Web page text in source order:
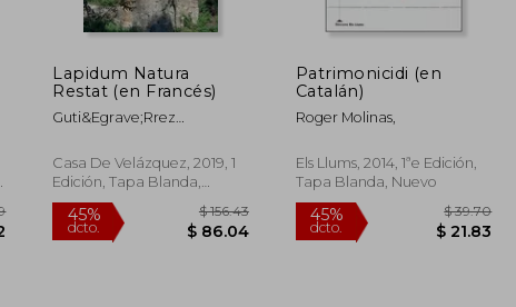
$ 139.94
$ 76.97
45%
dcto.
$ 50.55
$ 27.80
Lapidum Natura
Restat (en Francés)
Guti&Egrave;Rrez
Casa De Velázquez, 2019, 1
Edición, Tapa Blanda,
Nuevo
Patrimonicidi (en
Catalán)
Roger Molinas,
Els Llums, 2014, 1ªe Edición,
Tapa Blanda, Nuevo